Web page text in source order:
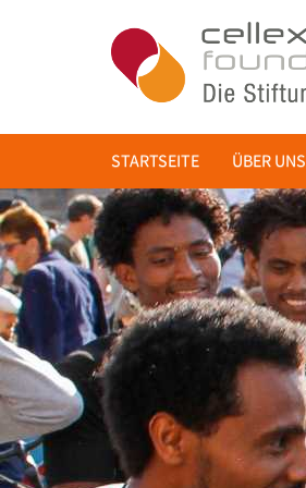
STARTSEITE ÜBER UNS